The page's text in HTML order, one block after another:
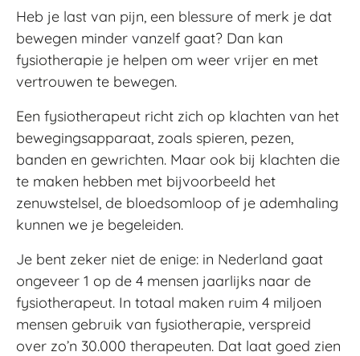
Heb je last van pijn, een blessure of merk je dat
bewegen minder vanzelf gaat? Dan kan
fysiotherapie je helpen om weer vrijer en met
vertrouwen te bewegen.
Een fysiotherapeut richt zich op klachten van het
bewegingsapparaat, zoals spieren, pezen,
banden en gewrichten. Maar ook bij klachten die
te maken hebben met bijvoorbeeld het
zenuwstelsel, de bloedsomloop of je ademhaling
kunnen we je begeleiden.
Je bent zeker niet de enige: in Nederland gaat
ongeveer 1 op de 4 mensen jaarlijks naar de
fysiotherapeut. In totaal maken ruim 4 miljoen
mensen gebruik van fysiotherapie, verspreid
over zo’n 30.000 therapeuten. Dat laat goed zien